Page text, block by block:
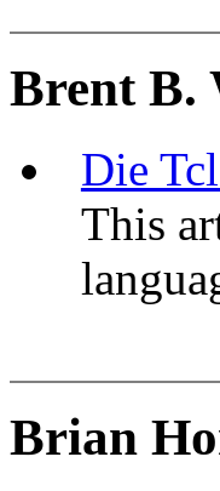
Brent B.
Die
This
Brian